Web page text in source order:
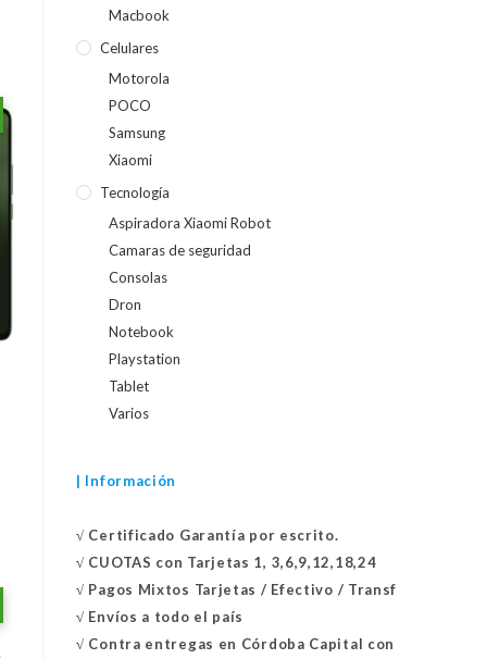
Macbook
Celulares
Motorola
POCO
Samsung
Xiaomi
Tecnología
Aspiradora Xiaomi Robot
Camaras de seguridad
Consolas
Dron
Notebook
Playstation
Tablet
Varios
| Información
√ Certificado Garantía por escrito.
√ CUOTAS con Tarjetas 1, 3,6,9,12,18,24
√ Pagos Mixtos Tarjetas / Efectivo / Transf
√ Envíos a todo el país
√ Contra entregas en Córdoba Capital con